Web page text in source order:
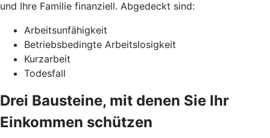
und Ihre Familie finanziell. Abgedeckt sind:
Arbeitsunfähigkeit
Betriebsbedingte Arbeitslosigkeit
Kurzarbeit
Todesfall
Drei Bausteine, mit denen Sie Ihr
Einkommen schützen